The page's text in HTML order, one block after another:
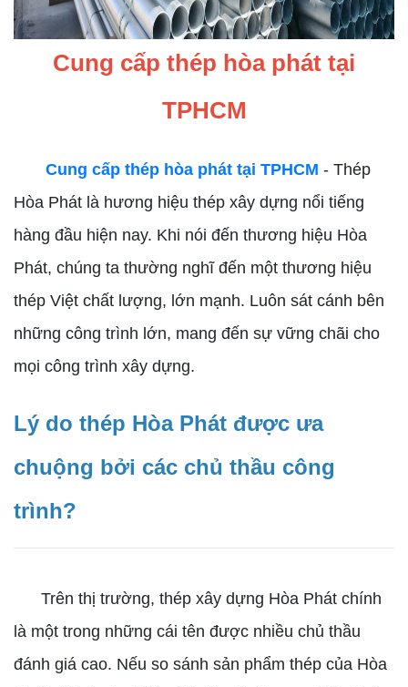
Cung cấp thép hòa phát tại
TPHCM
Cung cấp thép hòa phát tại TPHCM - Thép
Hòa Phát là hương hiệu thép xây dựng nổi tiếng
hàng đầu hiện nay. Khi nói đến thương hiệu Hòa
Phát, chúng ta thường nghĩ đến một thương hiệu
thép Việt chất lượng, lớn mạnh. Luôn sát cánh bên
những công trình lớn, mang đến sự vững chãi cho
mọi công trình xây dựng.
Lý do thép Hòa Phát được ưa
chuộng bởi các chủ thầu công
trình?
Trên thị trường, thép xây dựng Hòa Phát chính
là một trong những cái tên được nhiều chủ thầu
đánh giá cao. Nếu so sánh sản phẩm thép của Hòa